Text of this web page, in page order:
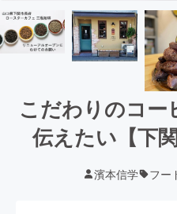
こだわりのコー
伝えたい【下
濱本信学 フー